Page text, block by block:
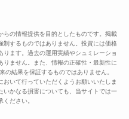
の情報提供を目的としたものです。掲載
制するものではありません。投資には価格
ます。過去の運用実績やシュミレーショ
りません。また、情報の正確性・最新性に
の結果を保証するものではありません。
いて行っていただくようお願いいたしま
いかなる損害についても、当サイトでは一
ださい。